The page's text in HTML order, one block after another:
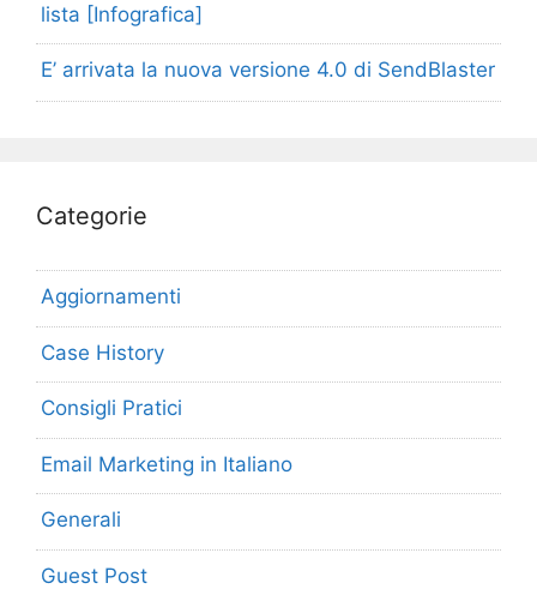
lista [Infografica]
E’ arrivata la nuova versione 4.0 di SendBlaster
Categorie
Aggiornamenti
Case History
Consigli Pratici
Email Marketing in Italiano
Generali
Guest Post